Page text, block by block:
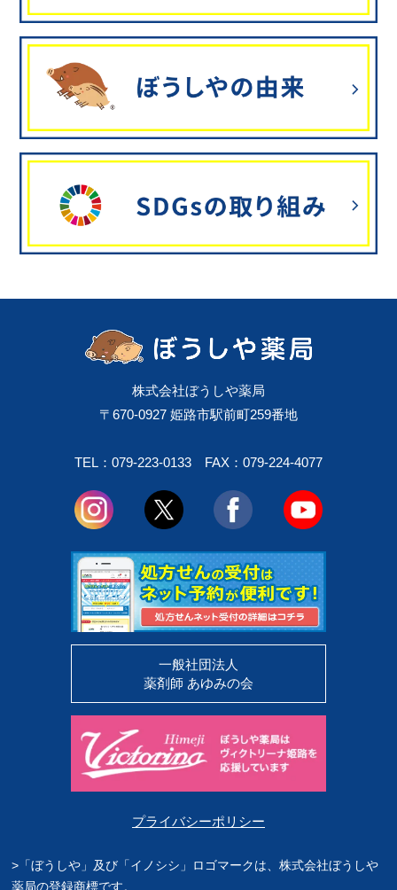
株式会社ぼうしや薬局
〒670-0927 姫路市駅前町259番地
TEL：079-223-0133 FAX：079-224-4077
一般社団法人
薬剤師 あゆみの会
プライバシーポリシー
>「ぼうしや」及び「イノシシ」ロゴマークは、株式会社ぼうしや
薬局の登録商標です。